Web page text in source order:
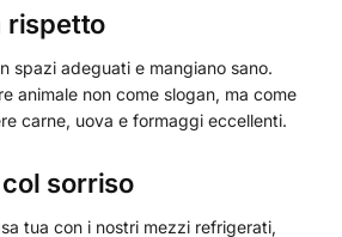
rispetto
spazi adeguati e mangiano sano.
animale non come slogan, ma come
carne, uova e formaggi eccellenti.
sorriso
tua con i nostri mezzi refrigerati,